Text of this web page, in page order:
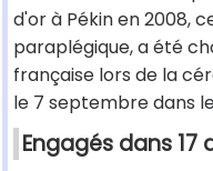
d'or à Pékin en 2008,
paraplégique, a été
française lors de la
le 7 septembre dans
Engagés dans 17